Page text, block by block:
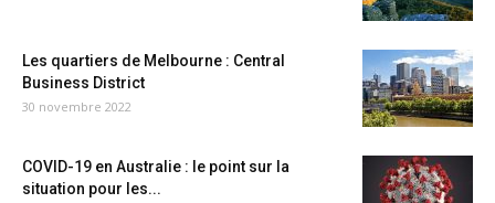
Les quartiers de Melbourne : Central
Business District
30 novembre 2022
COVID-19 en Australie : le point sur la
situation pour les...